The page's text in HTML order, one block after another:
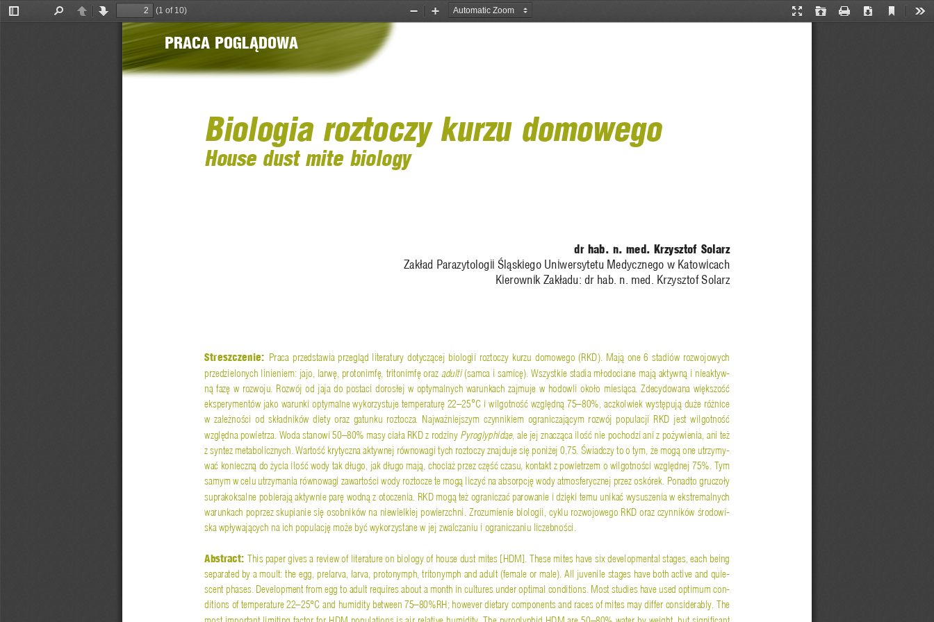
Toggle
PreviousNext
(1 of 10)
Presentation
Open Print Download
Current
Zoom
Zoom
PRACA POGL ĄDOWA
Biologia roztoczy kurzu domowego
House dust mite biology
dr hab. n. med. Krzysztof Solarz
Zakład Parazytologii Śląskiego Uniwersytetu Medycznego w Katowicach
Kierownik Zakładu: dr hab. n. med. Krzysztof Solarz
Streszczenie: Praca  przedstawia  przegląd  literatury  dotyczącej  biologii  roztoczy  kurzu  domowego  (RKD).  Mają
  one  6  stadiów  rozwojowych
przedzielonych linieniem: jajo, larwę, protonimfę, tritonimfę oraz adulti (samca i samicę). Wszystkie stadia młodociane mają aktywną i nieaktyw-
ną
  faz
ę
  w  rozwoju.  Rozwój  od  jaja  do  postaci  doros
łej  w  optymalnych  warunkach  zajmuje  w  hodowli  około  miesiąca.  Zdecydowana  większość
eksperymentów jako warunki optymalne wykorzystuje temperaturę 22–25°C i wilgotność względną 75–80%, aczkolwiek występują duże różnice
w  zależności  od  składników  diety  oraz  gatunku  roztocza.  Najważniejszym  czynnikiem  ograniczającym  rozwój  populacji  RKD  jest  wilgotność
względna powietrza. Woda stanowi 50–80% masy ciała RKD z rodziny Pyroglyphidae, ale jej znacząca ilość nie pochodzi ani z pożywienia, ani też
z syntez metabolicznych. Wartość krytyczna aktywnej równowagi tych roztoczy znajduje się poniżej 0,75. Świadczy to o tym, że mogą one utrzymy-
wać konieczną do życia ilość wody tak długo, jak długo mają , chociaż przez część czasu, kontakt z powietrzem o wilgotności względnej 75%. Tym
samym w celu utrzymania równowagi zawartości wody roztocze te mogą liczyć na absorpcję wody atmosferycznej przez oskórek. Ponadto gruczoły
suprakoksalne pobierają aktywnie parę wodną z otoczenia. RKD mogą też ograniczać parowanie i dzięki temu unikać wysuszenia w ekstremalnych
warunkach poprzez skupianie się osobników na niewielkiej powierzchni. Zrozumienie biologii, cyklu rozwojowego RKD oraz czynników środowi-
ska wpływających na ich populację może być wykorzystane w jej zwalczaniu i ograniczaniu liczebności.
Abstract: This paper gives a review of literature on biology of house dust mites [HDM]. These mites have six developmental stages, each being
separated by a moult: the egg, prelarva, larva, protonymph, tritonymph and adult (female or male). All juvenile stages have both active and quie-
scent phases. Development from egg to adult requires about a month in cultures under optimal conditions. Most studies have used optimum con-
ditions of temperature 22–25°C and humidity between 75–80%RH; however dietary components and races of mites may differ considerably. The
most important limiting factor for HDM populations is air relative humidity. The pyroglyphid HDM are 50–80% water by weight, but significant